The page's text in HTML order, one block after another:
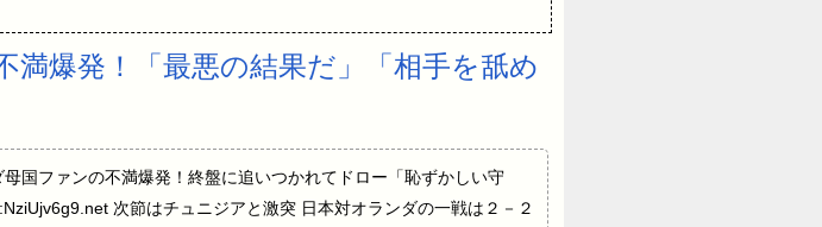
爆発！「最悪の結果だ」「相手を舐め
国ファンの不満爆発！終盤に追いつかれてドロー「恥ずかしい守
次節はチュニジアと激突 日本対オランダの一戦は２－２